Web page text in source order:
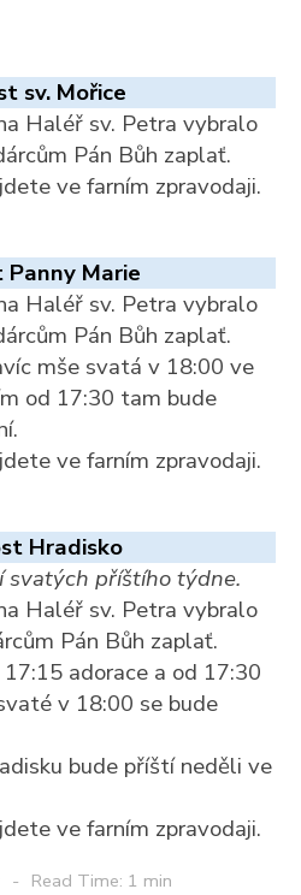
sv. Mořice
Haléř sv. Petra vybralo
Pán Bůh zaplať.
ve farním zpravodaji.
Panny Marie
Haléř sv. Petra vybralo
Pán Bůh zaplať.
mše svatá v 18:00 ve
od 17:30 tam bude
ve farním zpravodaji.
Hradisko
svatých příštího týdne.
Haléř sv. Petra vybralo
Pán Bůh zaplať.
adorace a od 17:30
v 18:00 se bude
bude příští neděli ve
ve farním zpravodaji.
Read Time: 1 min